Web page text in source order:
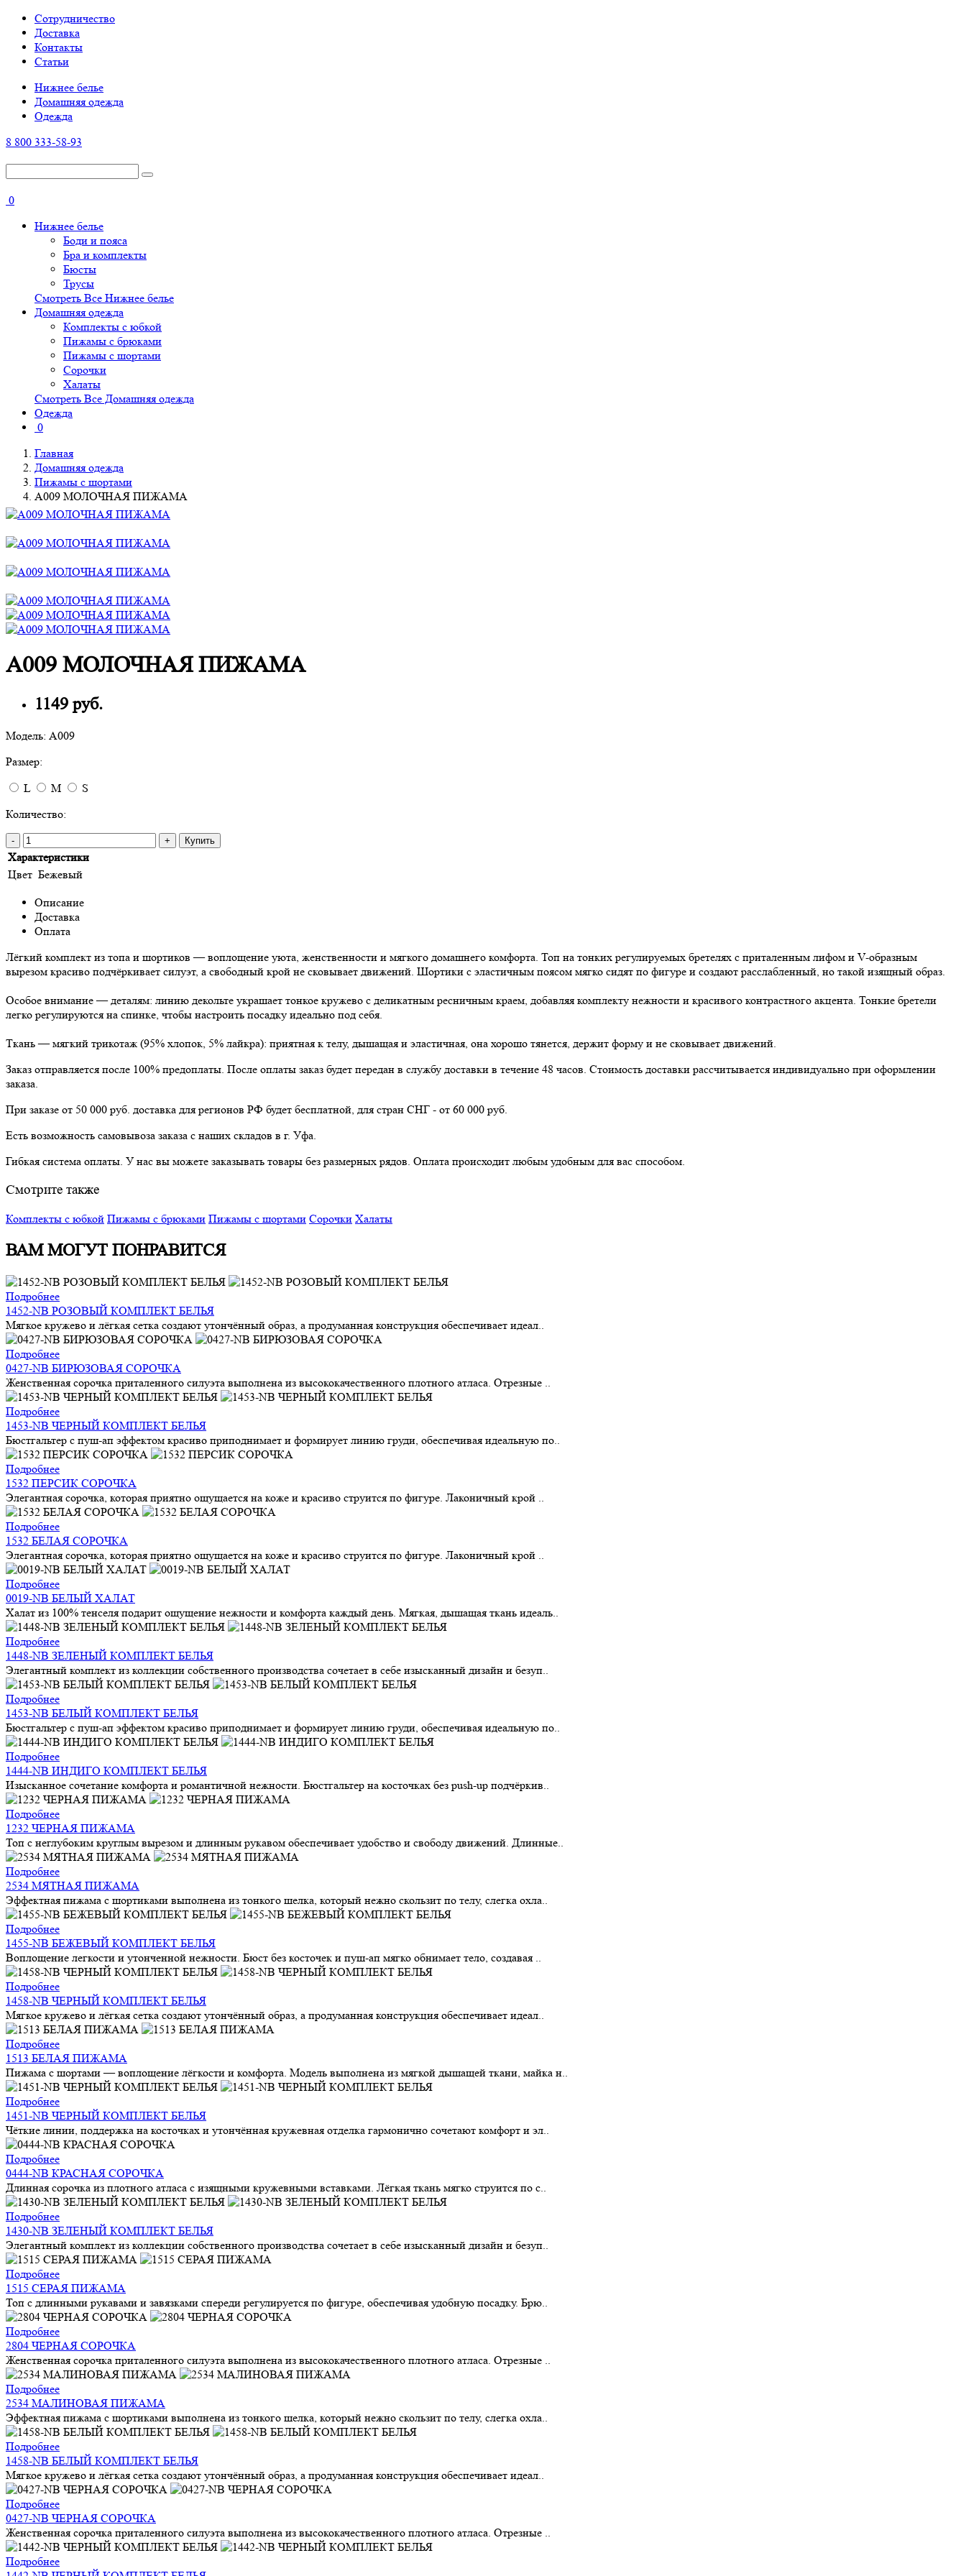
Cотрудничество
Доставка
Контакты
Статьи
Нижнее белье
Домашняя одежда
Одежда
8 800 333-58-93
0
Нижнее белье
Боди и пояса
Бра и комплекты
Бюсты
Трусы
Смотреть Все Нижнее белье
Домашняя одежда
Комплекты с юбкой
Пижамы с брюками
Пижамы с шортами
Сорочки
Халаты
Смотреть Все Домашняя одежда
Одежда
0
Главная
Домашняя одежда
Пижамы с шортами
A009 МОЛОЧНАЯ ПИЖАМА
A009 МОЛОЧНАЯ ПИЖАМА
1149 руб.
Модель: A009
Размер:
L
M
S
Количество:
- + Купить
Характеристики
Цвет Бежевый
Описание
Доставка
Оплата
Лёгкий комплект из топа и шортиков — воплощение уюта, женственности и мягкого домашнего комфорта. Топ на тонких регулируемых бретелях с приталенным лифом и V-образным
вырезом красиво подчёркивает силуэт, а свободный крой не сковывает движений. Шортики с эластичным поясом мягко сидят по фигуре и создают расслабленный, но такой изящный образ.
Особое внимание — деталям: линию декольте украшает тонкое кружево с деликатным ресничным краем, добавляя комплекту нежности и красивого контрастного акцента. Тонкие бретели
легко регулируются на спинке, чтобы настроить посадку идеально под себя.
Ткань — мягкий трикотаж (95% хлопок, 5% лайкра): приятная к телу, дышащая и эластичная, она хорошо тянется, держит форму и не сковывает движений.
Заказ отправляется после 100% предоплаты. После оплаты заказ будет передан в службу доставки в течение 48 часов. Стоимость доставки рассчитывается индивидуально при оформлении
заказа.
При заказе от 50 000 руб. доставка для регионов РФ будет бесплатной, для стран СНГ - от 60 000 руб.
Есть возможность самовывоза заказа с наших складов в г. Уфа.
Гибкая система оплаты. У нас вы можете заказывать товары без размерных рядов. Оплата происходит любым удобным для вас способом.
Смотрите также
Комплекты с юбкой Пижамы с брюками Пижамы с шортами Сорочки Халаты
ВАМ МОГУТ ПОНРАВИТСЯ
Подробнее
1452-NB РОЗОВЫЙ КОМПЛЕКТ БЕЛЬЯ
Мягкое кружево и лёгкая сетка создают утончённый образ, а продуманная конструкция обеспечивает идеал..
Подробнее
0427-NB БИРЮЗОВАЯ СОРОЧКА
Женственная сорочка приталенного силуэта выполнена из высококачественного плотного атласа. Отрезные ..
Подробнее
1453-NB ЧЕРНЫЙ КОМПЛЕКТ БЕЛЬЯ
Бюстгальтер с пуш-ап эффектом красиво приподнимает и формирует линию груди, обеспечивая идеальную по..
Подробнее
1532 ПЕРСИК СОРОЧКА
Элегантная сорочка, которая приятно ощущается на коже и красиво струится по фигуре. Лаконичный крой ..
Подробнее
1532 БЕЛАЯ СОРОЧКА
Элегантная сорочка, которая приятно ощущается на коже и красиво струится по фигуре. Лаконичный крой ..
Подробнее
0019-NB БЕЛЫЙ ХАЛАТ
Халат из 100% тенселя подарит ощущение нежности и комфорта каждый день. Мягкая, дышащая ткань идеаль..
Подробнее
1448-NB ЗЕЛЕНЫЙ КОМПЛЕКТ БЕЛЬЯ
Элегантный комплект из коллекции собственного производства сочетает в себе изысканный дизайн и безуп..
Подробнее
1453-NB БЕЛЫЙ КОМПЛЕКТ БЕЛЬЯ
Бюстгальтер с пуш-ап эффектом красиво приподнимает и формирует линию груди, обеспечивая идеальную по..
Подробнее
1444-NB ИНДИГО КОМПЛЕКТ БЕЛЬЯ
Изысканное сочетание комфорта и романтичной нежности. Бюстгальтер на косточках без push-up подчёркив..
Подробнее
1232 ЧЕРНАЯ ПИЖАМА
Топ с неглубоким круглым вырезом и длинным рукавом обеспечивает удобство и свободу движений. Длинные..
Подробнее
2534 МЯТНАЯ ПИЖАМА
Эффектная пижама с шортиками выполнена из тонкого шелка, который нежно скользит по телу, слегка охла..
Подробнее
1455-NB БЕЖЕВЫЙ КОМПЛЕКТ БЕЛЬЯ
Воплощение легкости и утонченной нежности. Бюст без косточек и пуш-ап мягко обнимает тело, создавая ..
Подробнее
1458-NB ЧЕРНЫЙ КОМПЛЕКТ БЕЛЬЯ
Мягкое кружево и лёгкая сетка создают утончённый образ, а продуманная конструкция обеспечивает идеал..
Подробнее
1513 БЕЛАЯ ПИЖАМА
Пижама с шортами — воплощение лёгкости и комфорта. Модель выполнена из мягкой дышащей ткани, майка н..
Подробнее
1451-NB ЧЕРНЫЙ КОМПЛЕКТ БЕЛЬЯ
Чёткие линии, поддержка на косточках и утончённая кружевная отделка гармонично сочетают комфорт и эл..
Подробнее
0444-NB КРАСНАЯ СОРОЧКА
Длинная сорочка из плотного атласа с изящными кружевными вставками. Лёгкая ткань мягко струится по с..
Подробнее
1430-NB ЗЕЛЕНЫЙ КОМПЛЕКТ БЕЛЬЯ
Элегантный комплект из коллекции собственного производства сочетает в себе изысканный дизайн и безуп..
Подробнее
1515 СЕРАЯ ПИЖАМА
Топ с длинными рукавами и завязками спереди регулируется по фигуре, обеспечивая удобную посадку. Брю..
Подробнее
2804 ЧЕРНАЯ СОРОЧКА
Женственная сорочка приталенного силуэта выполнена из высококачественного плотного атласа. Отрезные ..
Подробнее
2534 МАЛИНОВАЯ ПИЖАМА
Эффектная пижама с шортиками выполнена из тонкого шелка, который нежно скользит по телу, слегка охла..
Подробнее
1458-NB БЕЛЫЙ КОМПЛЕКТ БЕЛЬЯ
Мягкое кружево и лёгкая сетка создают утончённый образ, а продуманная конструкция обеспечивает идеал..
Подробнее
0427-NB ЧЕРНАЯ СОРОЧКА
Женственная сорочка приталенного силуэта выполнена из высококачественного плотного атласа. Отрезные ..
Подробнее